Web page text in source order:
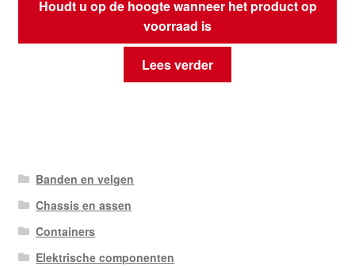
Houdt u op de hoogte wanneer het product op
voorraad is
Lees verder
Banden en velgen
Chassis en assen
Containers
Elektrische componenten